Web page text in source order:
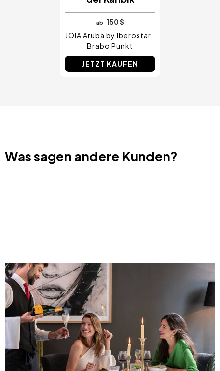
ab
150 $
JOIA Aruba by Iberostar
Brabo Punkt
JETZT KAUFEN
Was sagen andere Kunden?